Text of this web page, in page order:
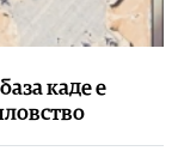
каде е